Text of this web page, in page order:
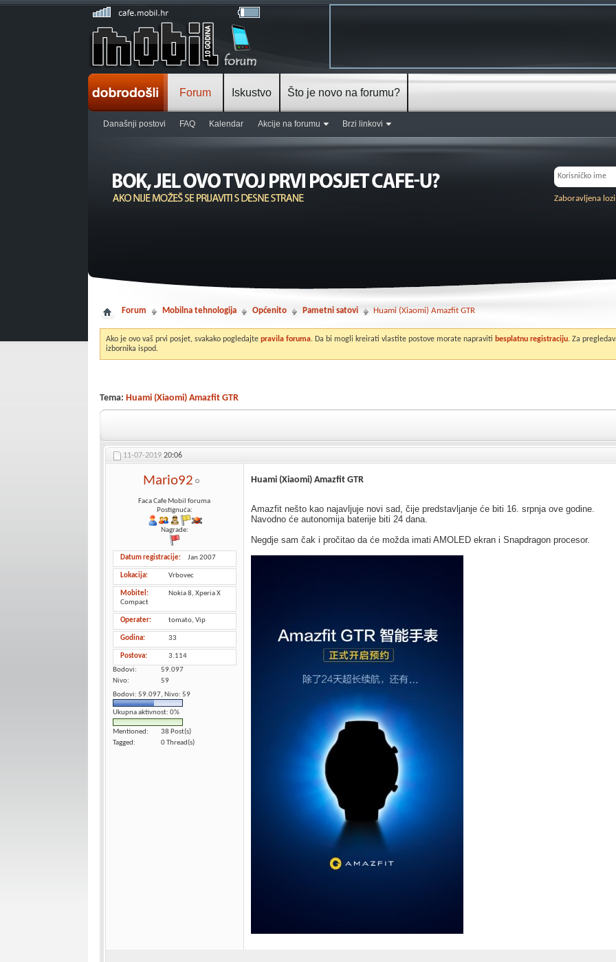
Forum
Današnji postovi FAQ Kalendar Akcije na forumu Brzi linkovi
Iskustvo Što je novo na forumu?
Zaboravljena
Forum Mobilna tehnologija Općenito Pametni satovi Huami (Xiaomi) Amazfit GTR
Ako je ovo vaš prvi posjet, svakako pogledajte pravila foruma. Da bi mogli kreirati vlastite postove morate napraviti besplatnu registraciju. Za
izbornika ispod.
Tema: Huami (Xiaomi) Amazfit GTR
11-07-2019 20:06
Mario92
Faca Cafe Mobil foruma
Postignuća:
Nagrade:
Datum registracije Jan 2007
Lokacija Vrbovec
Mobitel
Nokia 8, Xperia X
Compact
Operater tomato, Vip
Godina 33
Postova
3.114
Bodovi
59.097
Nivo
59
Bodovi: 59.097, Nivo: 59
Ukupna aktivnost: 0%
Mentioned
38 Post(s)
Tagged
0 Thread(s)
Huami (Xiaomi) Amazfit GTR
Amazfit nešto kao najavljuje novi sad, čije predstavljanje će biti 16. srpnja ove godine.
Navodno će autonomija baterije biti 24 dana.
Negdje sam čak i pročitao da će možda imati AMOLED ekran i Snapdragon procesor.